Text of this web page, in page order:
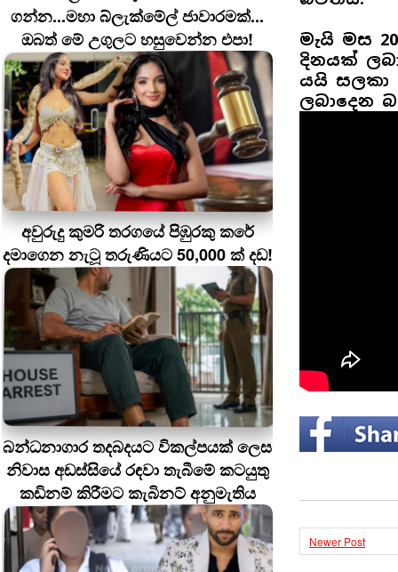
ගන්න...මහා බ්ලැක්මේල් ජාවාරමක්...
ඔබත් මේ උගුලට හසුවෙන්න එපා!
අවුරුදු කුමරි තරගයේ පිඹුරකු කරේ
දමාගෙන නැටූ තරුණියට 50,000 ක් දඩ!
බන්ධනාගාර තදබදයට විකල්පයක් ලෙස
නිවාස අඩස්සියේ රඳවා තැබීමේ කටයුතු
කඩිනම් කිරීමට කැබිනට් අනුමැතිය
මැයි මස
දිනයක්
යයි සලකා
ලබාදෙන
Newer Post